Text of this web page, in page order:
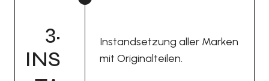
3.
INS
Instandsetzung aller Marken
mit Originalteilen.